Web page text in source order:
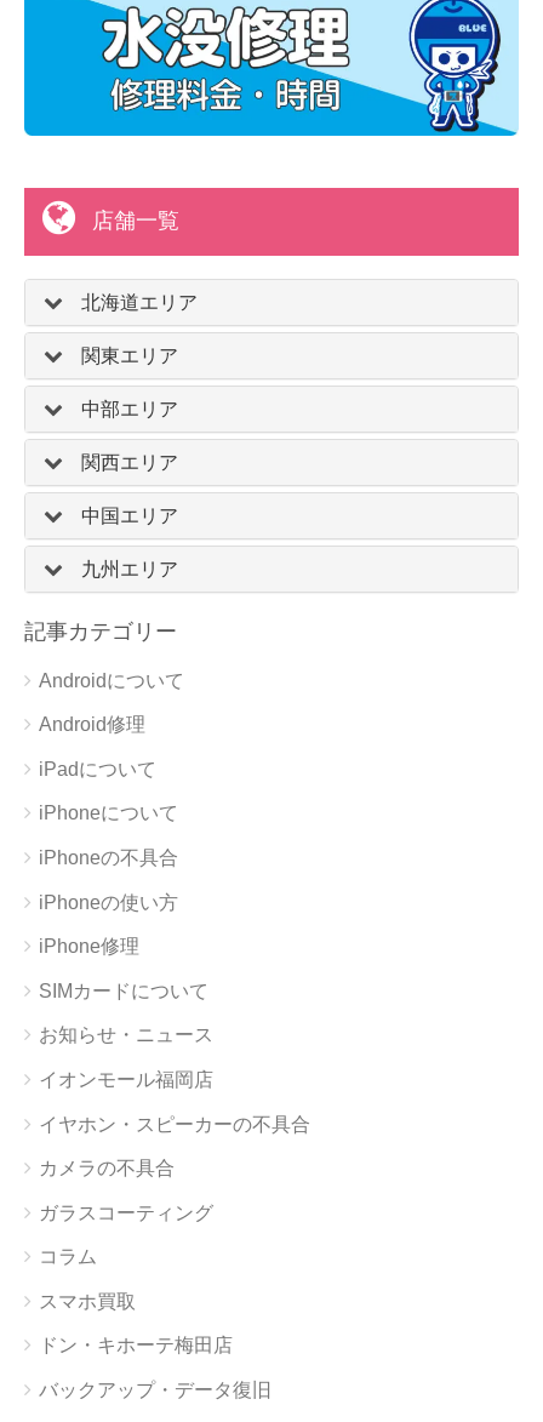
店舗一覧
北海道エリア
関東エリア
中部エリア
関西エリア
中国エリア
九州エリア
記事カテゴリー
Androidについて
Android修理
iPadについて
iPhoneについて
iPhoneの不具合
iPhoneの使い方
iPhone修理
SIMカードについて
お知らせ・ニュース
イオンモール福岡店
イヤホン・スピーカーの不具合
カメラの不具合
ガラスコーティング
コラム
スマホ買取
ドン・キホーテ梅田店
バックアップ・データ復旧